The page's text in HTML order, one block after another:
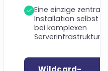
Eine einzige zentrale
Installation selbst
bei komplexen